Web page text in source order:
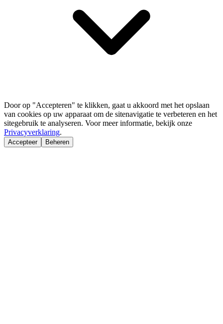
Door op "Accepteren" te klikken, gaat u akkoord met het opslaan
van cookies op uw apparaat om de sitenavigatie te verbeteren en het
sitegebruik te analyseren. Voor meer informatie, bekijk onze
Privacyverklaring.
Accepteer Beheren